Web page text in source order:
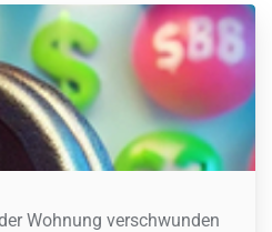
Wohnung verschwunden